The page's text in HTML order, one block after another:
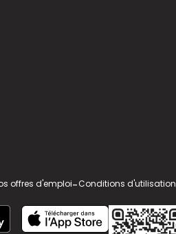
offres d'emploi-Conditions d'utilisation